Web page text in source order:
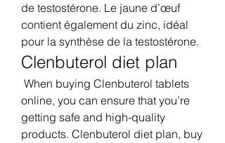
de testostérone. Le jaune d’œuf
contient également du zinc, idéal
pour la synthèse de la testostérone.
Clenbuterol diet plan
online, you can ensure that you’re
getting safe and high-quality
products. Clenbuterol diet plan, buy